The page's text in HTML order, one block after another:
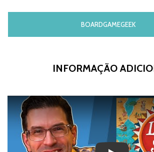
BOARDGAMEGEEK
INFORMAÇÃO